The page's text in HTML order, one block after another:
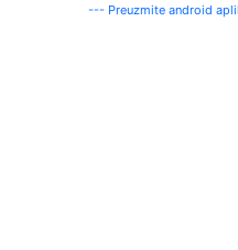
--- Preuzmite android